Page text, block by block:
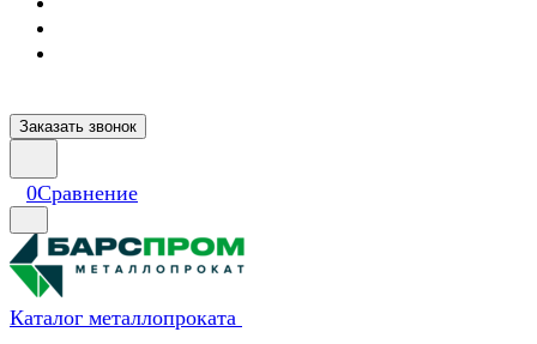
Заказать звонок
0Сравнение
Каталог металлопроката